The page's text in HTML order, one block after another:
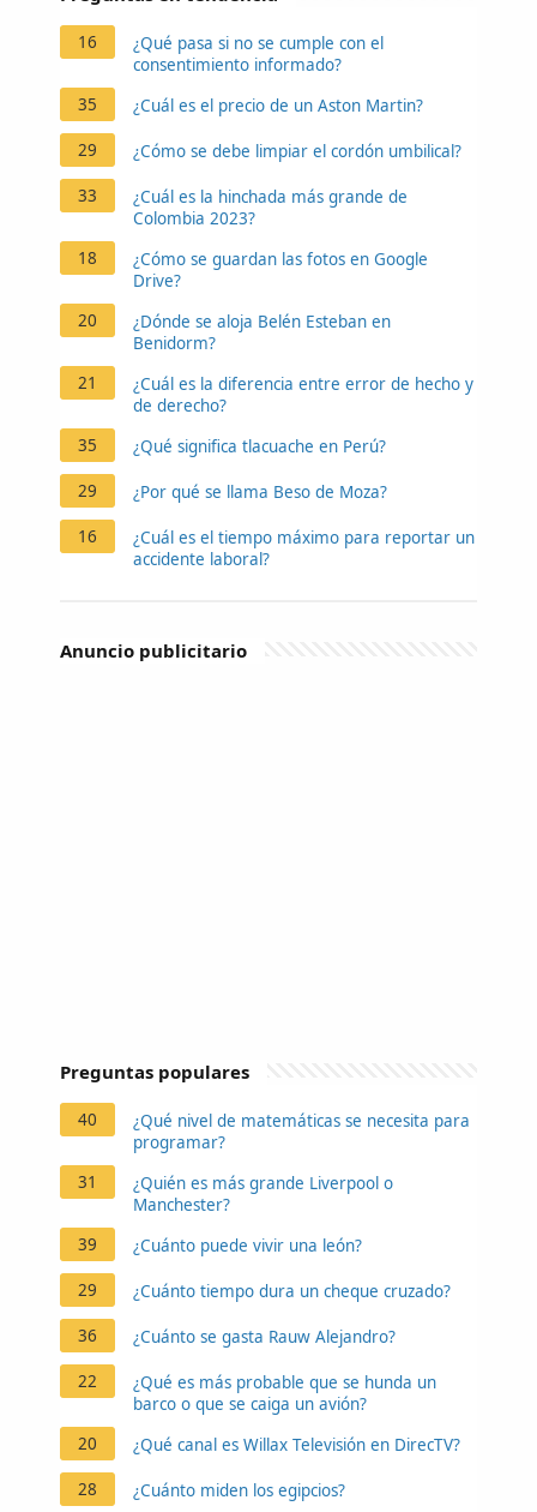
16
¿Qué pasa si no se cumple con el
consentimiento informado?
35
¿Cuál es el precio de un Aston Martin?
29 ¿Cómo se debe limpiar el cordón umbilical?
33
¿Cuál es la hinchada más grande de
Colombia 2023?
18
¿Cómo se guardan las fotos en Google
Drive?
20
¿Dónde se aloja Belén Esteban en
Benidorm?
21
¿Cuál es la diferencia entre error de hecho y
de derecho?
35
¿Qué significa tlacuache en Perú?
29 ¿Por qué se llama Beso de Moza?
16
¿Cuál es el tiempo máximo para reportar un
accidente laboral?
Anuncio publicitario
Preguntas populares
40
¿Qué nivel de matemáticas se necesita para
programar?
31
¿Quién es más grande Liverpool o
Manchester?
39
¿Cuánto puede vivir una león?
29 ¿Cuánto tiempo dura un cheque cruzado?
36 ¿Cuánto se gasta Rauw Alejandro?
22
¿Qué es más probable que se hunda un
barco o que se caiga un avión?
20
¿Qué canal es Willax Televisión en DirecTV?
28 ¿Cuánto miden los egipcios?